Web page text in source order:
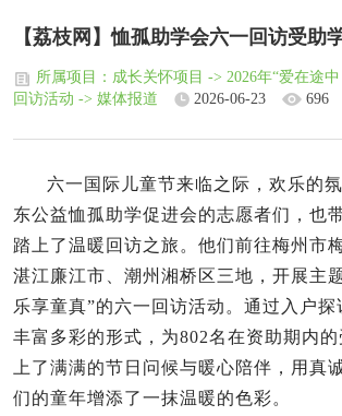
【荔枝网】恤孤助学会六一回访受助
所属项目：成长关怀项目 -> 2026年“爱在途
回访活动 -> 媒体报道
2026-06-23 696
六一国际儿童节来临之际，欢乐的
东公益恤孤助学促进会的志愿者们，也
踏上了温暖回访之旅。他们前往梅州市
湛江廉江市、潮州湘桥区三地，开展主
乐享童真”的六一回访活动。通过入户
丰富多彩的形式，为802名在资助期内
上了满满的节日问候与暖心陪伴，用真
们的童年增添了一抹温暖的色彩。